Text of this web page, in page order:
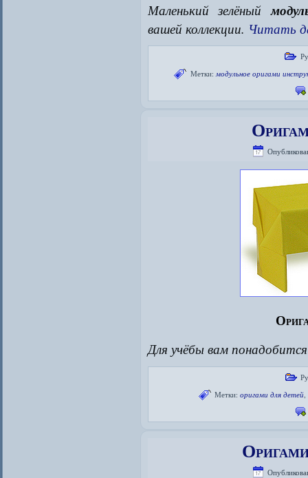
Маленький зелёный
вашей коллекции. Читать
Метки: модульное оригами
Для учёбы вам
Метки: оригами для детей,